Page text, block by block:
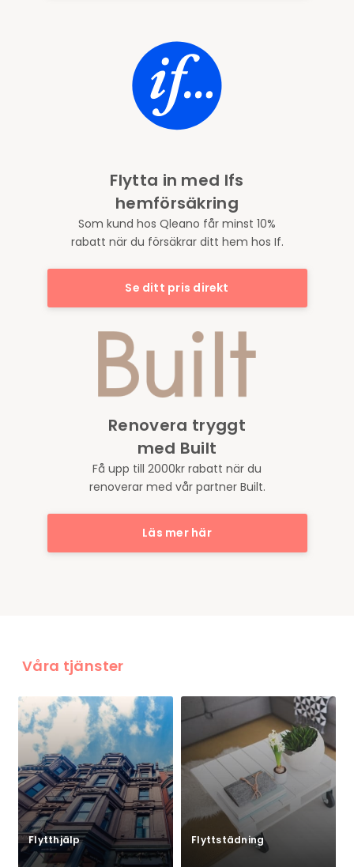
Flytta in med Ifs
hemförsäkring
Som kund hos Qleano får minst 10%
rabatt när du försäkrar ditt hem hos If.
Se ditt pris direkt
Renovera tryggt
med Built
Få upp till 2000kr rabatt när du
renoverar med vår partner Built.
Läs mer här
Våra tjänster
Flytthjälp Flyttstädning